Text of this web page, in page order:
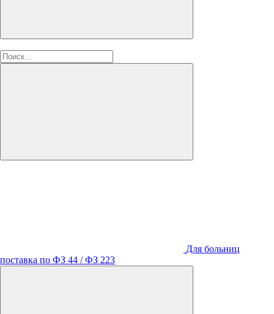
Для больниц
поставка по ФЗ 44 / ФЗ 223